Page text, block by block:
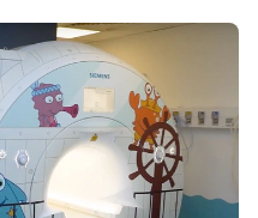
twitteryoutube